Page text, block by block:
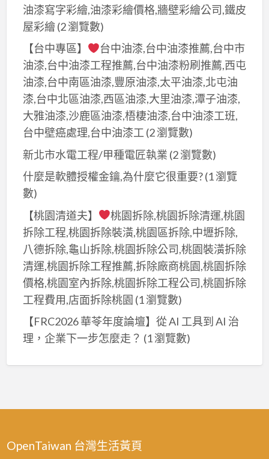
油漆寫字彩繪,油漆彩繪價格,牆壁彩繪公司,鐵皮
屋彩繪(2 瀏覽數)
【台中專區】
台中油漆,台中油漆推薦,台中市
油漆,台中油漆工程推薦,台中油漆粉刷推薦,西屯
油漆,台中南區油漆,豐原油漆,太平油漆,北屯油
漆,台中北區油漆,西區油漆,大里油漆,潭子油漆,
大雅油漆,沙鹿區油漆,梧棲油漆,台中油漆工班,
台中壁癌處理,台中油漆工 (2 瀏覽數)
新北市水電工程/甲種電匠執業 (2 瀏覽數)
什麼是軟體授權金鑰,為什麼它很重要?(1 瀏覽
數)
【桃園清道夫】
桃園拆除,桃園拆除清運,桃園
拆除工程,桃園拆除裝潢,桃園區拆除,中壢拆除,
八德拆除,龜山拆除,桃園拆除公司,桃園裝潢拆除
清運,桃園拆除工程推薦,拆除廠商桃園,桃園拆除
價格,桃園室內拆除,桃園拆除工程公司,桃園拆除
工程費用,店面拆除桃園 (1 瀏覽數)
【FRC2026 華苓年度論壇】從 AI 工具到 AI 治
理，企業下一步怎麼走？ (1 瀏覽數)
OpenTaiwan 台灣生活黃頁